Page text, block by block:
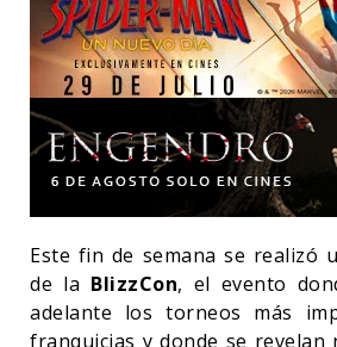
Este fin de semana se realizó
de la BlizzCon, el evento
adelante los torneos más
franquicias y donde se revelan